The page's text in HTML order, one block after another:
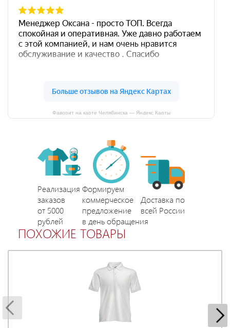
Фаворит на карте Челябинска — Яндекс Карты
Реализация
заказов
от 5000
рублей
Формируем
коммерческое
предложение
в день обращения
Доставка по
всей России
ПОХОЖИЕ ТОВАРЫ